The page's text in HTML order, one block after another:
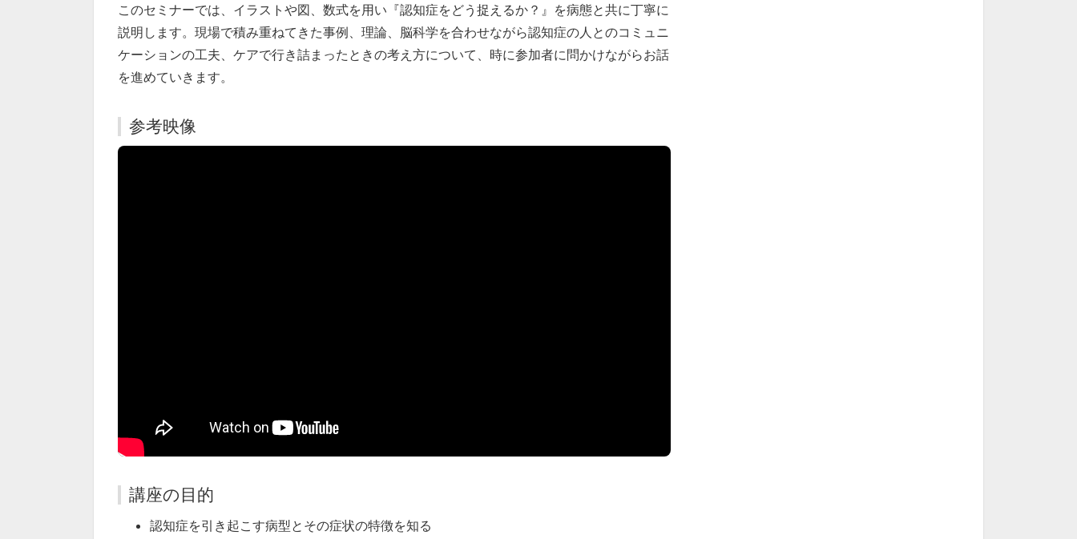
このセミナーでは、イラストや図、数式を用い『認知症をどう捉えるか？』を病態と共に丁寧に
説明します。現場で積み重ねてきた事例、理論、脳科学を合わせながら認知症の人とのコミュニ
ケーションの工夫、ケアで行き詰まったときの考え方について、時に参加者に問かけながらお話
を進めていきます。
参考映像
講座の目的
認知症を引き起こす病型とその症状の特徴を知る